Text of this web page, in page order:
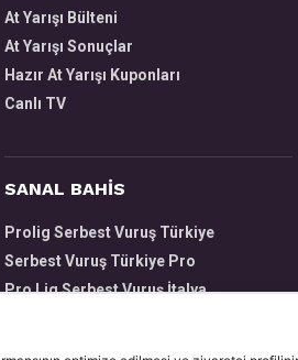
At Yarışı Bülteni
At Yarışı Sonuçlar
Hazır At Yarışı Kuponları
Canlı TV
SANAL BAHİS
Prolig Serbest Vuruş Türkiye
Serbest Vuruş Türkiye Pro
Pro Lig Serbest Vuruş İtalya